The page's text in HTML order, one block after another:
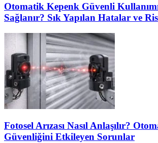
Otomatik Kepenk Güvenli
Sağlanır? Sık Yapılan Hatalar ve
Fotosel Arızası Nasıl Anlaşılır?
Güvenliğini Etkileyen Sorunlar